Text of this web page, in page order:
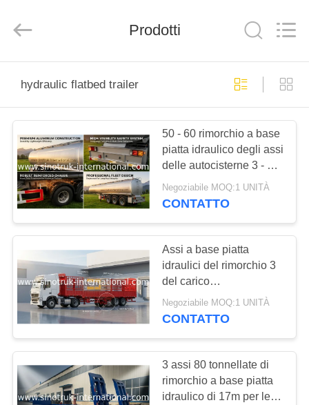
PRODOTTI
SU
DI
NOI
VISITA
ALLA
FABBRICA
CONTROLLO
DELLA
QUALITÀ
LTD..
Prodotti
hydraulic flatbed trailer
50 - 60 rimorchio a base
piatta idraulico degli assi
delle autocisterne 3 - 4
dell'olio di CBM
SINOTRUK
Negoziabile MOQ:1 UNITÀ
CONTATTO
Assi a base piatta
idraulici del rimorchio 3
del carico
INTERNAZIONALE di
SIONOTRUK
Negoziabile MOQ:1 UNITÀ
CONTATTO
3 assi 80 tonnellate di
rimorchio a base piatta
idraulico di 17m per le